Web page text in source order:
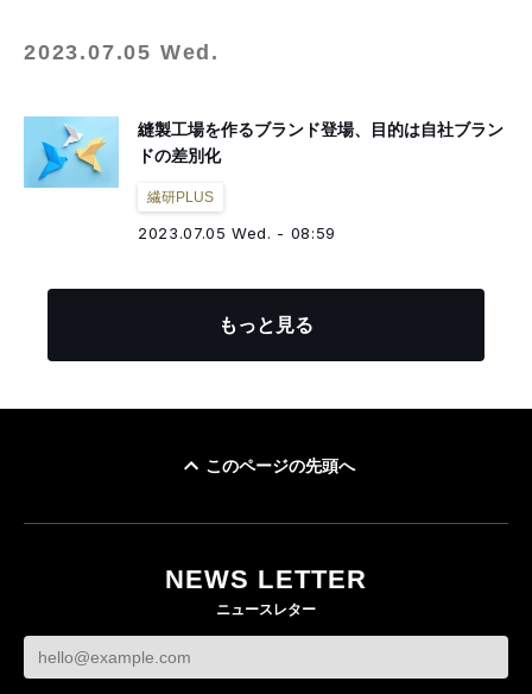
2023.07.05 Wed.
縫製工場を作るブランド登場、目的は自社ブラン
ドの差別化
繊研PLUS
2023.07.05 Wed. - 08:59
もっと見る
このページの先頭へ
NEWS LETTER
ニュースレター